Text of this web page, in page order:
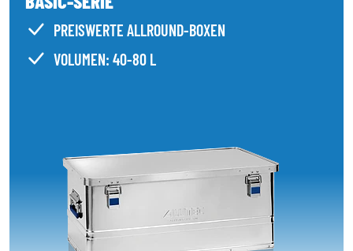
PREISWERTE ALLROUND-BOXEN
VOLUMEN: 40-80 L